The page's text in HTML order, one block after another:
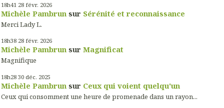
18h41 28 févr. 2026
Michèle Pambrun sur Sérénité et reconnaissance
Merci Lady L.
18h38 28 févr. 2026
Michèle Pambrun sur Magnificat
Magnifique
18h28 30 déc. 2025
Michèle Pambrun sur Ceux qui voient quelqu'un
Ceux qui consomment une heure de promenade dans un rayon...